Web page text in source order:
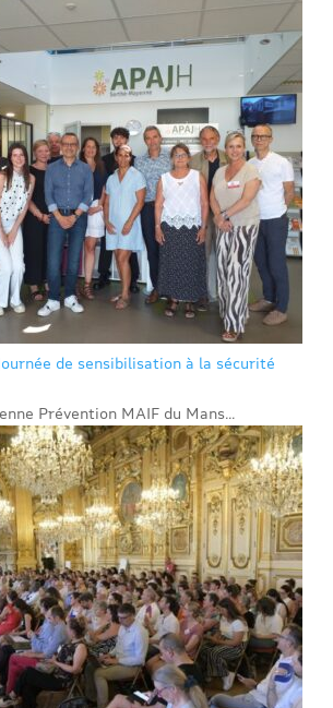
de sensibilisation à la sécurité
Prévention MAIF du Mans...